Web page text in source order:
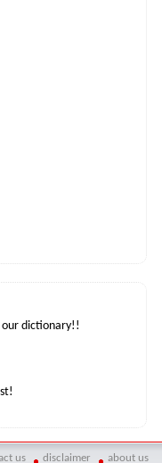
our dictionary!!
us disclaimer about us